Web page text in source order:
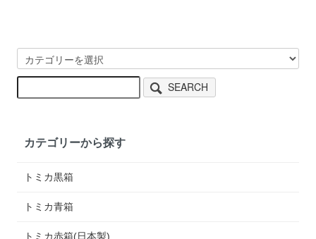
SEARCH
カテゴリーから探す
トミカ黒箱
トミカ青箱
トミカ赤箱(日本製)